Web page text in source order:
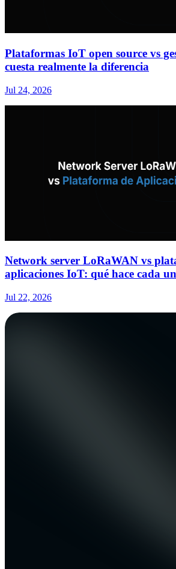
Plataformas IoT open source vs
cuesta realmente la diferencia
Jul 24, 2026
Network server LoRaWAN vs
aplicaciones IoT: qué hace cada
Jul 22, 2026